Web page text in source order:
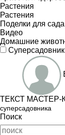
Растения
Растения
Поделки для сада
Видео
Домашние
Суперсадовник
ТЕКСТ МАСТЕР-
суперсадовника
Поиск